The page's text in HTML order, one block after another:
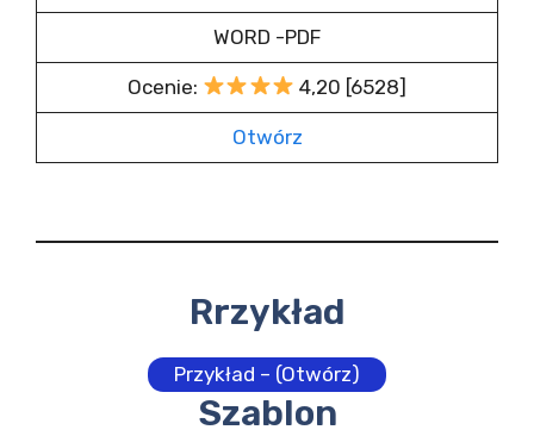
WORD -PDF
Ocenie: 4,20 [6528]
Otwórz
Rrzykład
Przykład – (Otwórz)
Szablon